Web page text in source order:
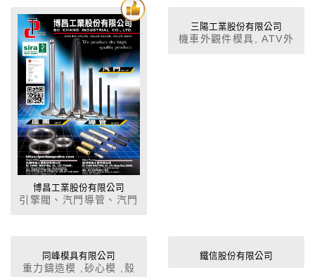
配件
博昌工業股份有限公司
引擎閥、汽門導管、汽門
三陽工業股份有限公司
機車外觀件模具, ATV外
同峰模具有限公司
重力鑄造模 ,砂心模 ,殼
鐵信股份有限公司